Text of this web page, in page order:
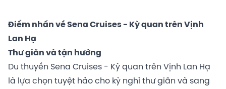
Điểm nhấn về Sena Cruises - Kỳ quan trên Vịnh
Lan Hạ
Thư giãn và tận hưởng
Du thuyền Sena Cruises - Kỳ quan trên Vịnh Lan Hạ
là lựa chọn tuyệt hảo cho kỳ nghỉ thư giãn và sang